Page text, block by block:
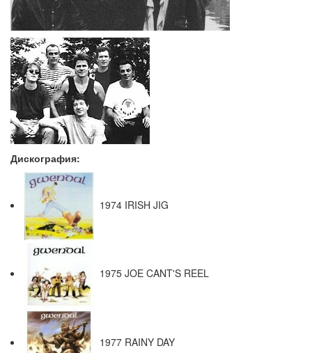
Дискография:
1974 IRISH JIG
1975 JOE CANT'S REEL
1977 RAINY DAY